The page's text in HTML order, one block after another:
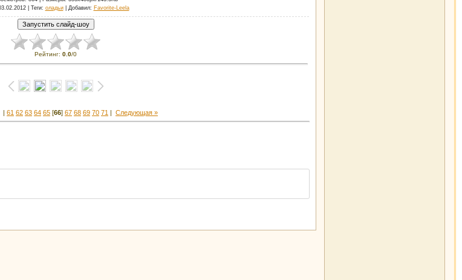
Теги: оладьи Добавил: Favorite-Leela
Рейтинг: 0.0/0
| 61 62 63 64 65 [66] 67 68 69 70 71 | Следующая »